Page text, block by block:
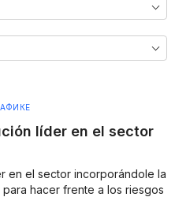
líder en el sector
en el sector incorporándole la
hacer frente a los riesgos